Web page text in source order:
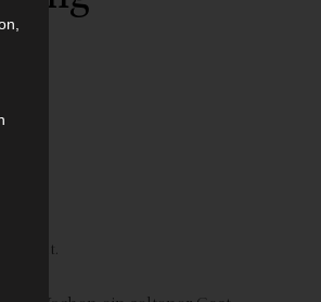
Outfit.